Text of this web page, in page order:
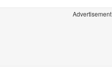
Advertisement